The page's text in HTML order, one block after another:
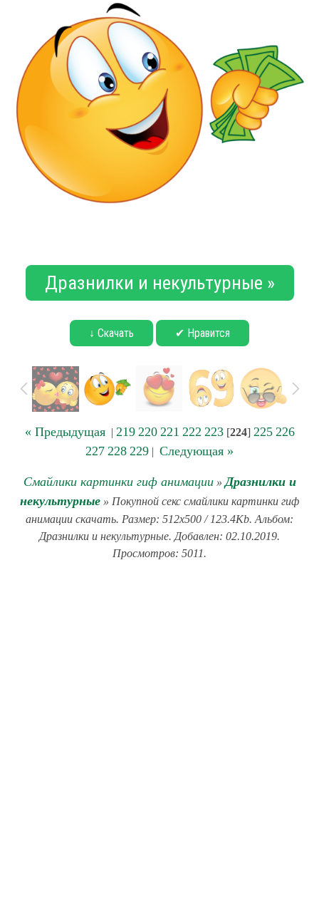
Дразнилки и некультурные »
↓ Скачать ✔ Нравится
« Предыдущая| 219 220 221 222 223[224] 225 226
227 228 229 | Следующая »
Смайлики картинки гиф анимации»Дразнилки и
некультурные » Покупной секс смайлики картинки гиф
анимации скачать. Размер: 512x500 / 123.4Kb. Альбом:
Дразнилки и некультурные. Добавлен: 02.10.2019.
Просмотров: 5011.